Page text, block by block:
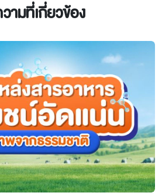
ามที่เกี่ยวข้อง